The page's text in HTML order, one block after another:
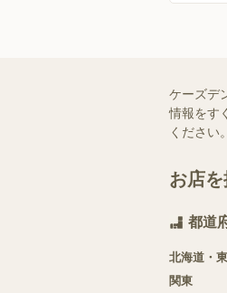
ケーズデ
情報をす
ください。
お店
都道
北海道・
関東